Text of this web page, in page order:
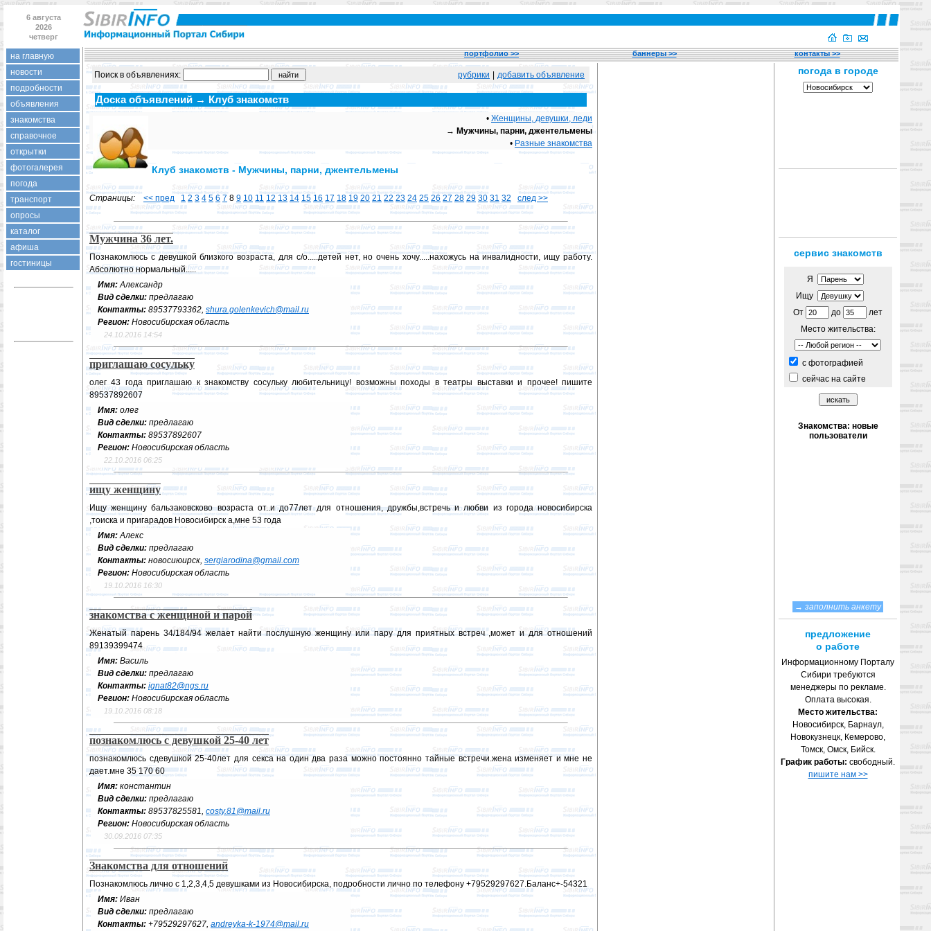
6 августа
2026
четверг
на главную
новости
подробности
объявления
знакомства
справочное
открытки
фотогалерея
погода
транспорт
опросы
каталог
афиша
гостиницы
портфолио >> баннеры >> контакты >>
Поиск в объявлениях: рубрики добавить объявление
Доска объявлений → Клуб знакомств
• Женщины, девушки, леди
→ Мужчины, парни, джентельмены
• Разные знакомства
Клуб знакомств - Мужчины, парни, джентельмены
Страницы: << пред 1 2 3 4 5 6 7 8 9 10 11 12 13 14 15 16 17 18 19 20 21 22 23 24 25 26 27 28 29 30 31 32 след >>
Мужчина 36 лет.
Познакомлюсь с девушкой близкого возраста, для с/о.....детей нет, но очень хочу.....нахожусь на инвалидности, ищу работу.
Абсолютно нормальный.....
Имя:Александр
Вид сделки: предлагаю
Контакты: 89537793362, shura.golenkevich@mail.ru
Регион: Новосибирская область
24.10.2016 14:54
приглашаю сосульку
олег 43 года приглашаю к знакомству сосульку любительницу! возможны походы в театры выставки и прочее! пишите
89537892607
Имя: олег
Вид сделки: предлагаю
Контакты: 89537892607
Регион: Новосибирская область
22.10.2016 06:25
ищу женщину
Ищу женщину бальзаковсково возраста от..и до77лет для отношения, дружбы,встречь и любви из города новосибирска
,тоиска и пригарадов Новосибирск а,мне 53 года
Имя:Алекс
Вид сделки: предлагаю
Контакты: новосиюирск, sergiarodina@gmail.com
Регион: Новосибирская область
19.10.2016 16:30
знакомства с женщиной и парой
Женатый парень 34/184/94 желает найти послушную женщину или пару для приятных встреч ,может и для отношений
89139399474
Имя: Василь
Вид сделки: предлагаю
Контакты: ignat82@ngs.ru
Регион: Новосибирская область
19.10.2016 08:18
познакомлюсь с девушкой 25-40 лет
познакомлюсь сдевушкой 25-40лет для секса на один два раза можно постоянно тайные встречи.жена изменяет и мне не
дает.мне 35 170 60
Имя: константин
Вид сделки: предлагаю
Контакты: 89537825581, costy.81@mail.ru
Регион: Новосибирская область
30.09.2016 07:35
Знакомства для отношений
Познакомлюсь лично с 1,2,3,4,5 девушками из Новосибирска, подробности лично по телефону +79529297627.Баланс+-54321
Имя: Иван
Вид сделки: предлагаю
Контакты: +79529297627, andreyka-k-1974@mail.ru
сервис знакомств
Я
Ищу
От
до
лет
Место жительства:
c фотографией
сейчас на сайте
→ заполнить анкету
предложение
о работе
Информационному Порталу
Сибири требуются
менеджеры по рекламе.
Оплата высокая.
Место жительства:
Новосибирск, Барнаул,
Новокузнецк, Кемерово,
Томск, Омск, Бийск.
График работы: свободный.
пишите нам >>